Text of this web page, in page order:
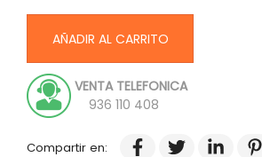
AÑADIR AL CARRITO
VENTA TELEFONICA
936 110 408
Compartir en: